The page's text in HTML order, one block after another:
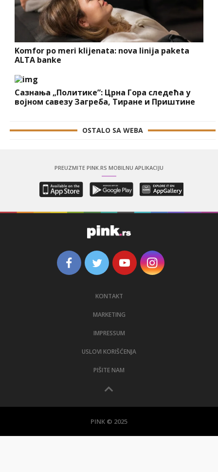
Komfor po meri klijenata: nova linija paketa
ALTA banke
Сазнања „Политике”: Црна Гора следећа у
војном савезу Загреба, Тиране и Приштине
OSTALO SA WEBA
PREUZMITE PINK.RS MOBILNU APLIKACIJU
KONTAKT
MARKETING
IMPRESSUM
USLOVI KORIŠĆENJA
PIŠITE NAM
PINK © 2025